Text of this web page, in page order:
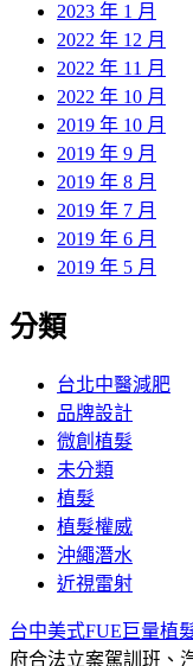
2023 年 1 月
2022 年 12 月
2022 年 11 月
2022 年 10 月
2019 年 10 月
2019 年 9 月
2019 年 8 月
2019 年 7 月
2019 年 6 月
2019 年 5 月
分類
台北中醫減肥
品牌設計
微創植髮
未分類
植髮
植髮權威
沖繩潛水
近視雷射
台中美式FUE巨量植
府合法立案駕訓班、